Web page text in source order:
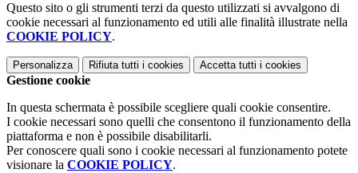
Questo sito o gli strumenti terzi da questo utilizzati si avvalgono di
cookie necessari al funzionamento ed utili alle finalità illustrate nella
COOKIE POLICY.
Personalizza Rifiuta tutti i cookies Accetta tutti i cookies
Gestione cookie
In questa schermata è possibile scegliere quali cookie consentire.
I cookie necessari sono quelli che consentono il funzionamento della
piattaforma e non è possibile disabilitarli.
Per conoscere quali sono i cookie necessari al funzionamento potete
visionare la COOKIE POLICY.